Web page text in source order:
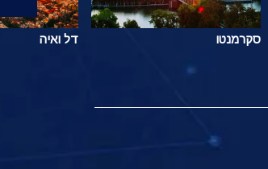
סקרמנטו דל ואיה